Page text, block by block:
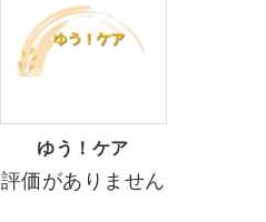
ゆう！ケア
評価がありません